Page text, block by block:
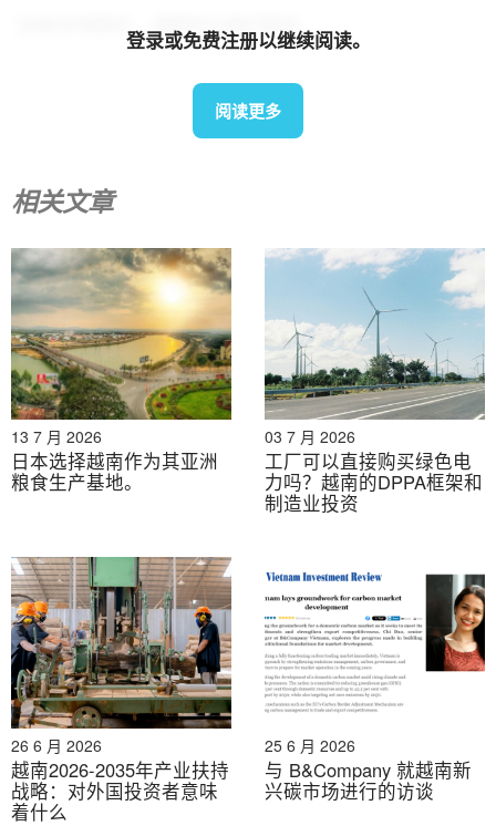
如有任何疑问，请随时与我们联系。.
+ (84) 28 3910 3913
登录或免费注册以继续阅读。
阅读更多
相关文章
13 7 月 2026
日本选择越南作为其亚洲
粮食生产基地。
03 7 月 2026
工厂可以直接购买绿色电
力吗？越南的DPPA框架和
制造业投资
26 6 月 2026
越南2026-2035年产业扶持
战略：对外国投资者意味
着什么
25 6 月 2026
与 B&Company 就越南新
兴碳市场进行的访谈